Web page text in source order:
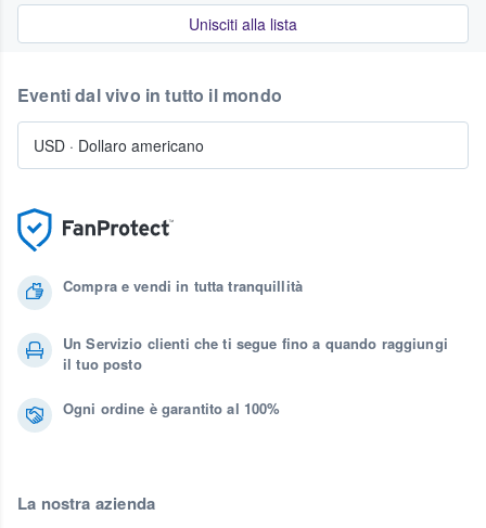
Unisciti alla lista
Compra e vendi in tutta tranquillità
Un Servizio clienti che ti segue fino a quando raggiungi
il tuo posto
Ogni ordine è garantito al 100%
La nostra azienda
Eventi dal vivo in tutto il mondo
USD · Dollaro americano